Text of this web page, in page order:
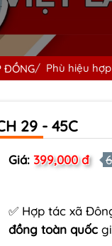
ĐỒNG Phù hiệu
29 - 45C
Giá: 399,000 đ
✅ Hợp tác xã
đồng toàn quốc